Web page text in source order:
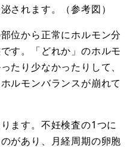
されます。（参考図）
位から正常にホルモン分
す。「どれか」のホルモ
たり少なかったりして、
ルモンバランスが崩れて
ます。不妊検査の1つに
があり、月経周期の卵胞